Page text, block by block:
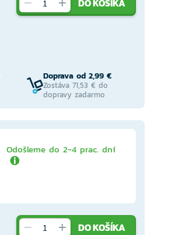
DO KOŠÍKA
Doprava od 2,99 €
Zostáva 71,53 € do
dopravy zadarmo
Odošleme do 2-4 prac. dní
DO KOŠÍKA